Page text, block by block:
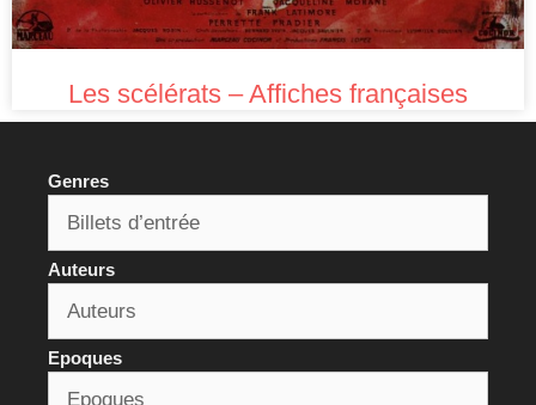
Les scélérats – Affiches françaises
Genres
Auteurs
Epoques